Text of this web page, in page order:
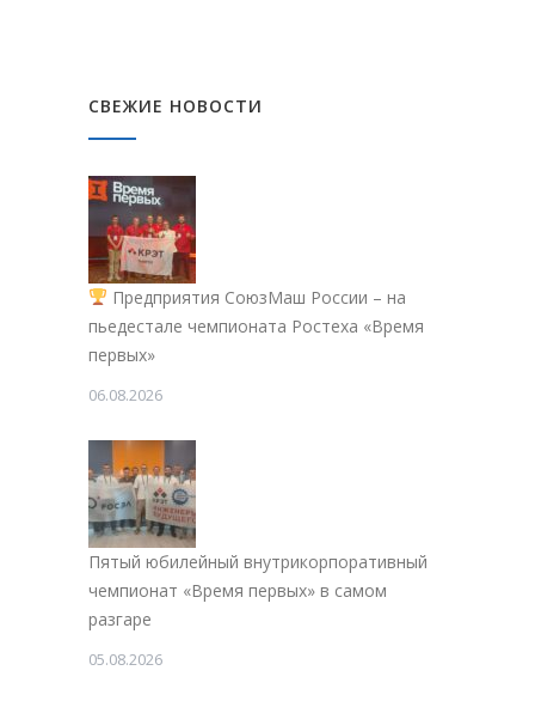
СВЕЖИЕ НОВОСТИ
Предприятия СоюзМаш России – на
пьедестале чемпионата Ростеха «Время
первых»
06.08.2026
Пятый юбилейный внутрикорпоративный
чемпионат «Время первых» в самом
разгаре
05.08.2026